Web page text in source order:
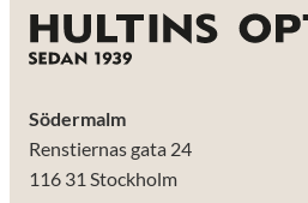
Södermalm
Renstiernas gata 24
116 31 Stockholm